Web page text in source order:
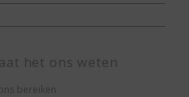
het ons weten
bereiken